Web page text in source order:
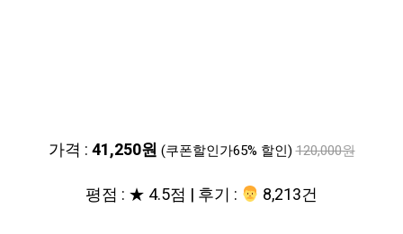
가격 :41,250원 (쿠폰할인가65% 할인) 120,000원
평점 : ★ 4.5점 | 후기 : ‍‍ 8,213건